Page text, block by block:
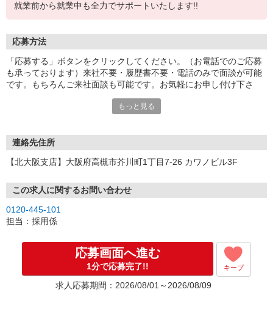
就業前から就業中も全力でサポートいたします!!
応募方法
「応募する」ボタンをクリックしてください。（お電話でのご応募
も承っております）来社不要・履歴書不要・電話のみで面談が可能
です。もちろんご来社面談も可能です。お気軽にお申し付け下さ
もっと見る
連絡先住所
【北大阪支店】大阪府高槻市芥川町1丁目7-26 カワノビル3F
この求人に関するお問い合わせ
0120-445-101
担当：採用係
応募画面へ進む
1分で応募完了!! キープ
求人応募期間：2026/08/01～2026/08/09